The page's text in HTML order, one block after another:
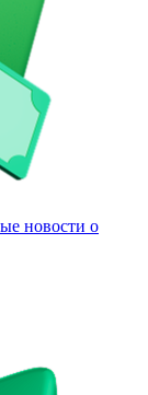
новости о